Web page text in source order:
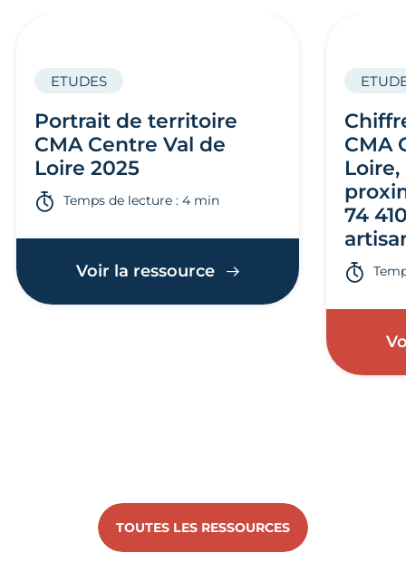
Portrait de territoire
CMA Centre Val de
Loire 2025
ETUDES
Temps de lecture : 4 min
Voir la ressource
CMA
74
TOUTES LES RESSOURCES